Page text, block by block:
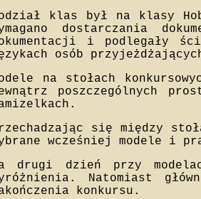
klas był na klasy
dostarczania
i podlegały
osób
na stołach
poszczególnych
się między
wcześniej modele i
drugi dzień przy
Natomiast
konkursu.